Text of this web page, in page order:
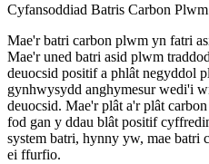
Cyfansoddiad Batris Carbon Plwm
Mae'r batri carbon plwm yn fatri
Mae'r uned batri asid plwm
deuocsid positif a phlât negyddol
gynhwysydd anghymesur wedi'i
deuocsid. Mae'r plât a'r plât
fod gan y ddau blât positif
system batri, hynny yw, mae
ei ffurfio.